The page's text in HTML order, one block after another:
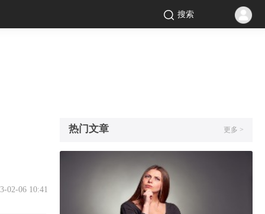
搜索
02-06 10:41
热门文章 更多 >